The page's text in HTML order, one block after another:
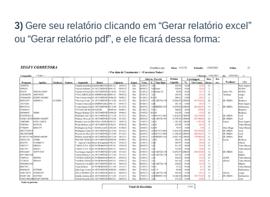
3) Gere seu relatório clicando em “Gerar relatório excel”
ou “Gerar relatório pdf”, e ele ficará dessa forma: